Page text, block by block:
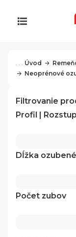
Filtrovanie
Profil |
Dĺžka
Počet zubov
. . . Úvod
Neoprénové